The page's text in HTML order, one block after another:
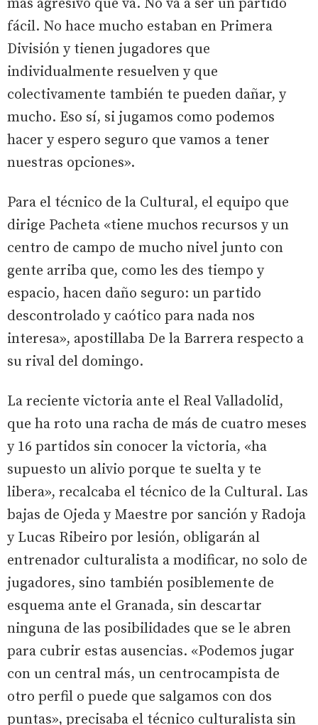
más agresivo que va. No va a ser un partido
fácil. No hace mucho estaban en Primera
División y tienen jugadores que
individualmente resuelven y que
colectivamente también te pueden dañar, y
mucho. Eso sí, si jugamos como podemos
hacer y espero seguro que vamos a tener
nuestras opciones».
Para el técnico de la Cultural, el equipo que
dirige Pacheta «tiene muchos recursos y un
centro de campo de mucho nivel junto con
gente arriba que, como les des tiempo y
espacio, hacen daño seguro: un partido
descontrolado y caótico para nada nos
interesa», apostillaba De la Barrera respecto a
su rival del domingo.
La reciente victoria ante el Real Valladolid,
que ha roto una racha de más de cuatro meses
y 16 partidos sin conocer la victoria, «ha
supuesto un alivio porque te suelta y te
libera», recalcaba el técnico de la Cultural. Las
bajas de Ojeda y Maestre por sanción y Radoja
y Lucas Ribeiro por lesión, obligarán al
entrenador culturalista a modificar, no solo de
jugadores, sino también posiblemente de
esquema ante el Granada, sin descartar
ninguna de las posibilidades que se le abren
para cubrir estas ausencias. «Podemos jugar
con un central más, un centrocampista de
otro perfil o puede que salgamos con dos
puntas», precisaba el técnico culturalista sin